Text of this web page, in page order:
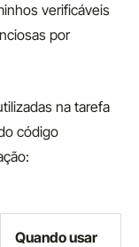
verificáveis
por
na tarefa
código
Quando usar